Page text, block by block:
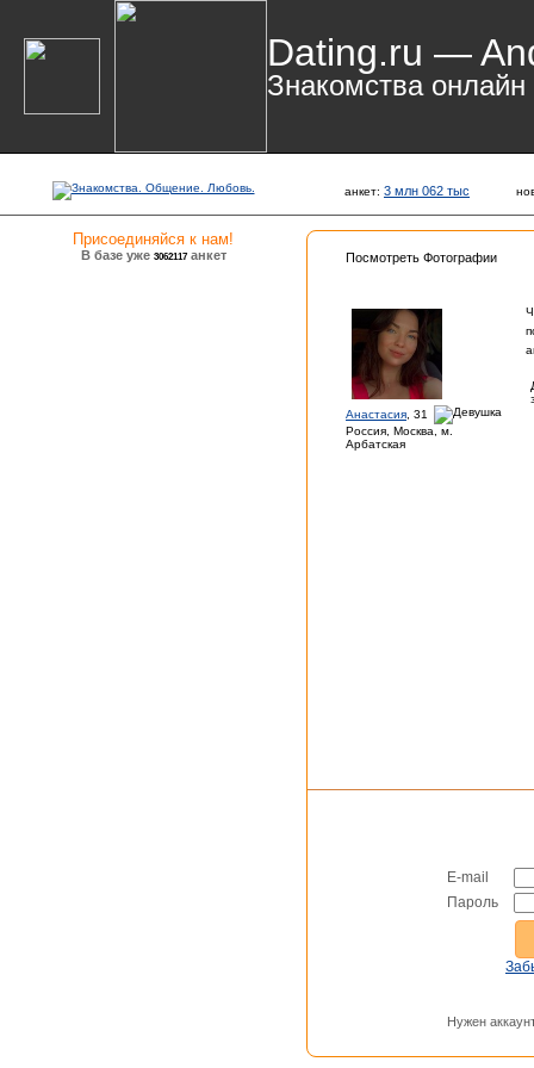
Dating.ru —
Знакомства онлайн
анкет: 3 млн 062 тыс
Присоединяйся к нам!
В базе уже 3062117анкет Посмотреть Фотографии
Анастасия , 31
Россия, Москва, м.
Арбатская
E-mail
Пароль
Нужен